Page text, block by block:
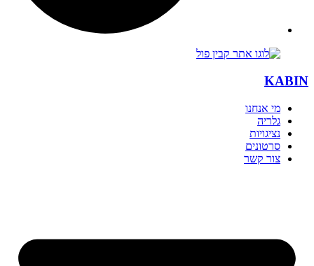
KABIN
מי אנחנו
גלריה
נציגויות
סרטונים
צור קשר